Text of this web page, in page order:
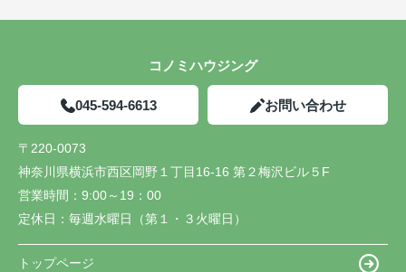
コノミハウジング
045-594-6613 お問い合わせ
〒220-0073
神奈川県横浜市西区岡野１丁目16-16 第２梅沢ビル５F
営業時間： 9:00～19：00
定休日： 毎週水曜日（第１・３火曜日）
トップページ